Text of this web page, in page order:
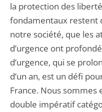
la protection des
fondamentaux restent
notre société, que les
d’urgence ont
d’urgence, qui se
d’un an, est un défi
France. Nous
double impératif